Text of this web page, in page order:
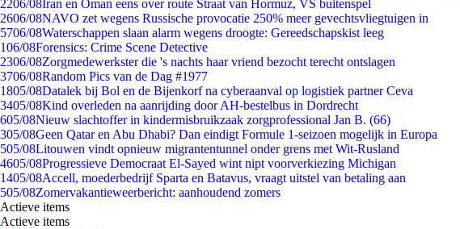
2206/08Iran en Oman eens over route Straat van Hormuz, VS buitenspel
2606/08NAVO zet wegens Russische provocatie 250% meer gevechtsvliegtuigen in
5706/08Waterschappen slaan alarm wegens droogte: Gereedschapskist leeg
106/08Forensics: Crime Scene Detective
2306/08Zorgmedewerkster die 's nachts haar vriend bezocht terecht ontslagen
3706/08Random Pics van de Dag #1977
1805/08Datalek bij Bol en de Bijenkorf na cyberaanval op logistiek partner Ceva
3405/08Kind overleden na aanrijding door AH-bestelbus in Dordrecht
605/08Nieuw slachtoffer in kindermisbruikzaak zorgprofessional Jan B. (66)
305/08Geen Qatar en Abu Dhabi? Dan eindigt Formule 1-seizoen mogelijk in Europa
505/08Litouwen vindt opnieuw migrantentunnel onder grens met Wit-Rusland
4605/08Progressieve Democraat El-Sayed wint nipt voorverkiezing Michigan
1405/08Accell, moederbedrijf Sparta en Batavus, vraagt uitstel van betaling aan
505/08Zomervakantieweerbericht: aanhoudend zomers
Actieve items
Actieve items